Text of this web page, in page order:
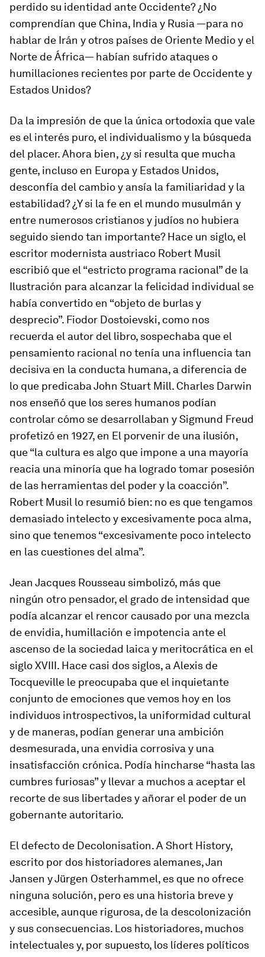
perdido su identidad ante Occidente? ¿No
comprendían que China, India y Rusia —para no
hablar de Irán y otros países de Oriente Medio y el
Norte de África— habían sufrido ataques o
humillaciones recientes por parte de Occidente y
Estados Unidos?
Da la impresión de que la única ortodoxia que vale
es el interés puro, el individualismo y la búsqueda
del placer. Ahora bien, ¿y si resulta que mucha
gente, incluso en Europa y Estados Unidos,
desconfía del cambio y ansía la familiaridad y la
estabilidad? ¿Y si la fe en el mundo musulmán y
entre numerosos cristianos y judíos no hubiera
seguido siendo tan importante? Hace un siglo, el
escritor modernista austriaco Robert Musil
escribió que el “estricto programa racional” de la
Ilustración para alcanzar la felicidad individual se
había convertido en “objeto de burlas y
desprecio”. Fiodor Dostoievski, como nos
recuerda el autor del libro, sospechaba que el
pensamiento racional no tenía una influencia tan
decisiva en la conducta humana, a diferencia de
lo que predicaba John Stuart Mill. Charles Darwin
nos enseñó que los seres humanos podían
controlar cómo se desarrollaban y Sigmund Freud
profetizó en 1927, en El porvenir de una ilusión,
que “la cultura es algo que impone a una mayoría
reacia una minoría que ha logrado tomar posesión
de las herramientas del poder y la coacción”.
Robert Musil lo resumió bien: no es que tengamos
demasiado intelecto y excesivamente poca alma,
sino que tenemos “excesivamente poco intelecto
en las cuestiones del alma”.
Jean Jacques Rousseau simbolizó, más que
ningún otro pensador, el grado de intensidad que
podía alcanzar el rencor causado por una mezcla
de envidia, humillación e impotencia ante el
ascenso de la sociedad laica y meritocrática en el
siglo XVIII. Hace casi dos siglos, a Alexis de
Tocqueville le preocupaba que el inquietante
conjunto de emociones que vemos hoy en los
individuos introspectivos, la uniformidad cultural
y de maneras, podían generar una ambición
desmesurada, una envidia corrosiva y una
insatisfacción crónica. Podía hincharse “hasta las
cumbres furiosas” y llevar a muchos a aceptar el
recorte de sus libertades y añorar el poder de un
gobernante autoritario.
El defecto de Decolonisation. A Short History,
escrito por dos historiadores alemanes, Jan
Jansen y Jürgen Osterhammel, es que no ofrece
ninguna solución, pero es una historia breve y
accesible, aunque rigurosa, de la descolonización
y sus consecuencias. Los historiadores, muchos
intelectuales y, por supuesto, los líderes políticos